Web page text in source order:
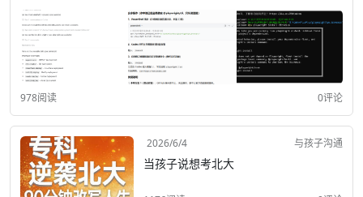
978阅读 0评论
2026/6/4 与孩子沟通
当孩子说想考北大